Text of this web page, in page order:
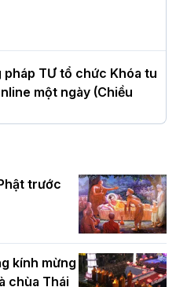
được suy
tỉnh
Đề trang
–
TP.
pháp TƯ tổ chức Khóa tu
một ngày (Chiều
pháp TƯ tổ chức Khóa tu
một ngày (Sáng
trước
kính mừng
chùa Thái